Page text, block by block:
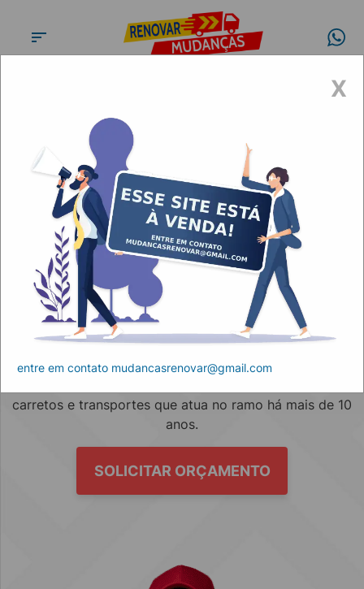
Conheça a
Renovar
Mudanças
carretos e transportes que atua no ramo há mais de 10
anos.
SOLICITAR ORÇAMENTO
X
entre em contato mudancasrenovar@gmail.com